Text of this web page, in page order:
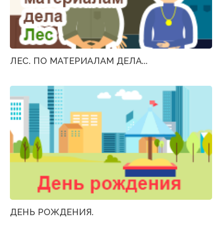
ЛЕС. ПО МАТЕРИАЛАМ ДЕЛА...
ДЕНЬ РОЖДЕНИЯ.